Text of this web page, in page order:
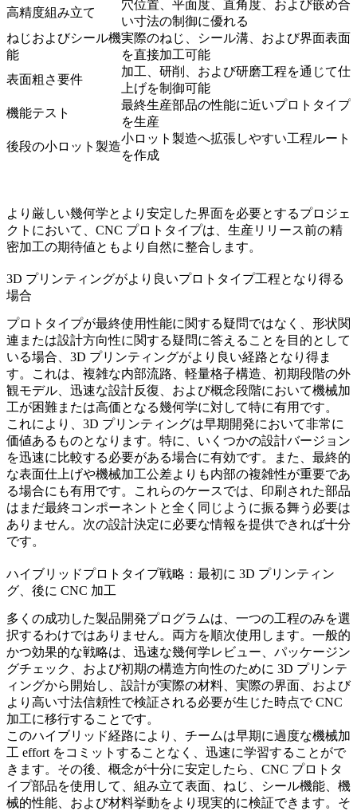
高精度組み立て
穴位置、平面度、直角度、および嵌め合
い寸法の制御に優れる
ねじおよびシール機
能
実際のねじ、シール溝、および界面表面
を直接加工可能
表面粗さ要件
加工、研削、および研磨工程を通じて仕
上げを制御可能
機能テスト
最終生産部品の性能に近いプロトタイプ
を生産
後段の小ロット製造
小ロット製造へ拡張しやすい工程ルート
を作成
より厳しい幾何学とより安定した界面を必要とするプロジェ
クトにおいて、CNC プロトタイプは、生産リリース前の精
密加工の期待値ともより自然に整合します。
3D プリンティングがより良いプロトタイプ工程となり得る
場合
プロトタイプが最終使用性能に関する疑問ではなく、形状関
連または設計方向性に関する疑問に答えることを目的として
いる場合、3D プリンティングがより良い経路となり得ま
す。これは、複雑な内部流路、軽量格子構造、初期段階の外
観モデル、迅速な設計反復、および概念段階において機械加
工が困難または高価となる幾何学に対して特に有用です。
これにより、3D プリンティングは早期開発において非常に
価値あるものとなります。特に、いくつかの設計バージョン
を迅速に比較する必要がある場合に有効です。また、最終的
な表面仕上げや機械加工公差よりも内部の複雑性が重要であ
る場合にも有用です。これらのケースでは、印刷された部品
はまだ最終コンポーネントと全く同じように振る舞う必要は
ありません。次の設計決定に必要な情報を提供できれば十分
です。
ハイブリッドプロトタイプ戦略：最初に 3D プリンティン
グ、後に CNC 加工
多くの成功した製品開発プログラムは、一つの工程のみを選
択するわけではありません。両方を順次使用します。一般的
かつ効果的な戦略は、迅速な幾何学レビュー、パッケージン
グチェック、および初期の構造方向性のために 3D プリンテ
ィングから開始し、設計が実際の材料、実際の界面、および
より高い寸法信頼性で検証される必要が生じた時点で CNC
加工に移行することです。
このハイブリッド経路により、チームは早期に過度な機械加
工 effort をコミットすることなく、迅速に学習することがで
きます。その後、概念が十分に安定したら、CNC プロトタ
イプ部品を使用して、組み立て表面、ねじ、シール機能、機
械的性能、および材料挙動をより現実的に検証できます。そ